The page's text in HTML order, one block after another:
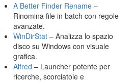
A Better Finder Rename –
Rinomina file in batch con regole
avanzate.
WinDirStat – Analizza lo spazio
disco su Windows con visuale
grafica.
Alfred – Launcher potente per
ricerche, scorciatoie e